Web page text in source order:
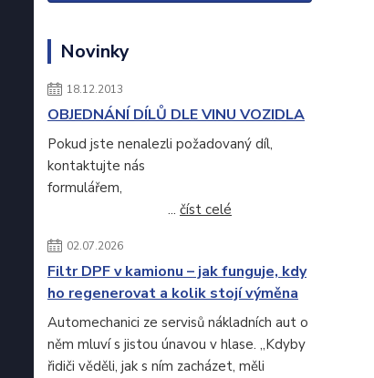
Novinky
18.12.2013
OBJEDNÁNÍ DÍLŮ DLE VINU VOZIDLA
Pokud jste nenalezli požadovaný díl,
kontaktujte nás
formulářem,
... číst celé
02.07.2026
Filtr DPF v kamionu – jak funguje, kdy
ho regenerovat a kolik stojí výměna
Automechanici ze servisů nákladních aut o
něm mluví s jistou únavou v hlase. „Kdyby
řidiči věděli, jak s ním zacházet, měli